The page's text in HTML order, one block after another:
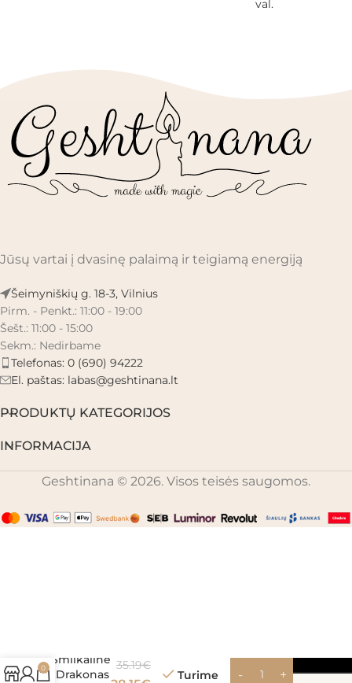
Jūsų vartai į dvasinę palaimą ir teigiamą energiją
Šeimyniškių g. 18-3, Vilnius
Pirm. - Penkt.: 11:00 - 19:00
Šešt.: 11:00 - 15:00
Sekm.: Nedirbame
Telefonas: 0 (690) 94222
El. paštas: labas@geshtinana.lt
PRODUKTŲ KATEGORIJOS
INFORMACIJA
Geshtinana © 2026. Visos teisės saugomos.
Smilkalinė
„Drakonas
35.19€
Turime
0